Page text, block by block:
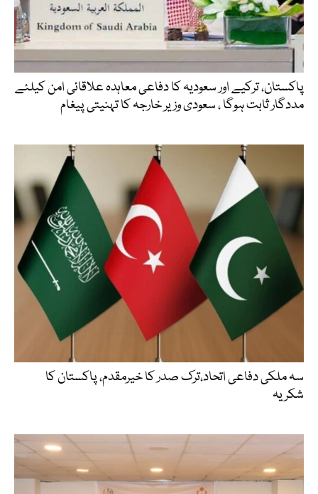
پاکستان، ترکیے اور سعودیہ کا دفاعی معاہدہ علاقائی امن کیلئے
مددگار ثابت ہوگا ، سعودی وزیر خارجہ کا تہنیتی پیغام
سہ ملکی دفاعی اتحاد،ترک صدر کا خیرمقدم، پاکستان کا
شکریہ